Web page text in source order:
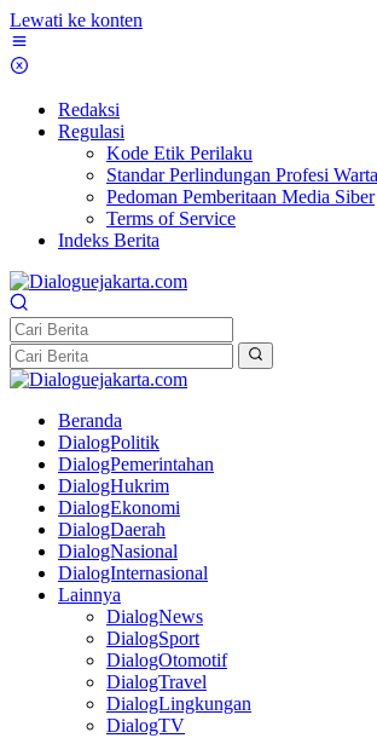
Lewati ke konten
Redaksi
Regulasi
Kode Etik Perilaku
Standar Perlindungan Profesi
Pedoman Pemberitaan Media Siber
Terms of Service
Indeks Berita
Beranda
DialogPolitik
DialogPemerintahan
DialogHukrim
DialogEkonomi
DialogDaerah
DialogNasional
DialogInternasional
Lainnya
DialogNews
DialogSport
DialogOtomotif
DialogTravel
DialogLingkungan
DialogTV